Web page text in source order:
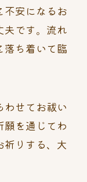
不安になるお
夫です。流れ
落ち着いて臨
せてお祓い
願を通じてわ
祈りする、大